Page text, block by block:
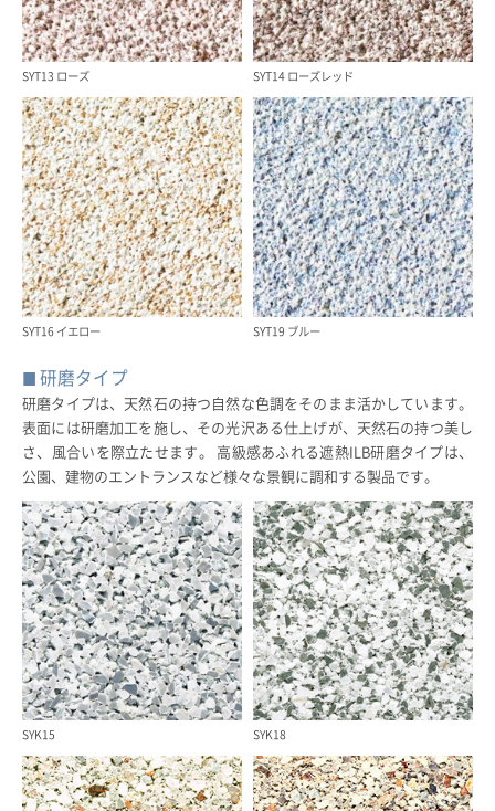
SYT13 ローズ SYT14 ローズレッド
SYT16 イエロー SYT19 ブルー
研磨タイプ
研磨タイプは、天然石の持つ自然な色調をそのまま活かしています。
表面には研磨加工を施し、その光沢ある仕上げが、天然石の持つ美し
さ、風合いを際立たせます。 高級感あふれる遮熱ILB研磨タイプは、
公園、建物のエントランスなど様々な景観に調和する製品です。
SYK15 SYK18